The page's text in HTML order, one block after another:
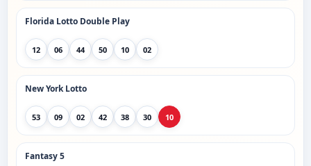
Florida Lotto Double Play
12 06 44 50 10 02
New York Lotto
53 09 02 42 38 30 10
Fantasy 5